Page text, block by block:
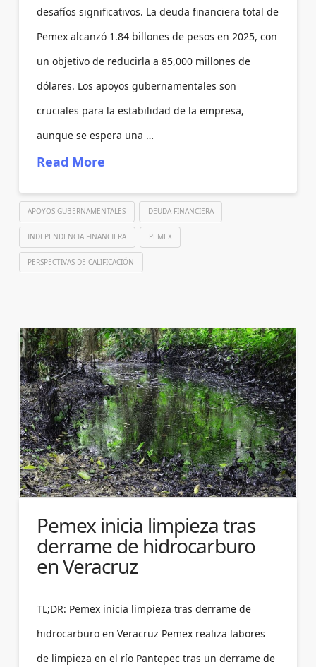
desafíos significativos. La deuda financiera total de
Pemex alcanzó 1.84 billones de pesos en 2025, con
un objetivo de reducirla a 85,000 millones de
dólares. Los apoyos gubernamentales son
cruciales para la estabilidad de la empresa,
aunque se espera una …
Read More
APOYOS GUBERNAMENTALES DEUDA FINANCIERA
INDEPENDENCIA FINANCIERA PEMEX
PERSPECTIVAS DE CALIFICACIÓN
Pemex inicia limpieza tras
derrame de hidrocarburo
en Veracruz
TL;DR: Pemex inicia limpieza tras derrame de
hidrocarburo en Veracruz Pemex realiza labores
de limpieza en el río Pantepec tras un derrame de